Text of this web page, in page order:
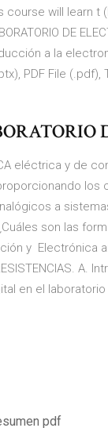
will learn t
DE
a la
PDF File (.pdf),
eléctrica y
los
a
son las
y Electrónica
A.
en el
pdf